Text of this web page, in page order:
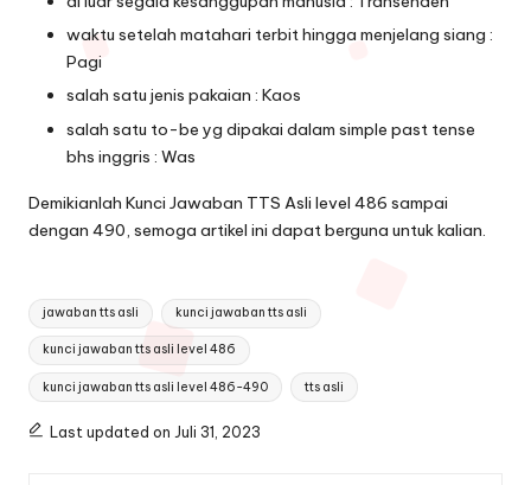
waktu setelah matahari terbit hingga menjelang siang :
Pagi
salah satu jenis pakaian : Kaos
salah satu to-be yg dipakai dalam simple past tense
bhs inggris : Was
Demikianlah Kunci Jawaban TTS Asli level 486 sampai
dengan 490, semoga artikel ini dapat berguna untuk kalian.
Tags:
jawaban tts asli kunci jawaban tts asli
kunci jawaban tts asli level 486
kunci jawaban tts asli level 486-490 tts asli
Last updated on Juli 31, 2023